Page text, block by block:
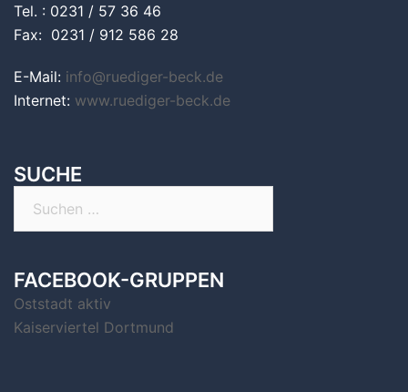
Tel. : 0231 / 57 36 46
Fax: 0231 / 912 586 28
E-Mail: info@ruediger-beck.de
Internet: www.ruediger-beck.de
SUCHE
nach:
FACEBOOK-GRUPPEN
Oststadt aktiv
Kaiserviertel Dortmund